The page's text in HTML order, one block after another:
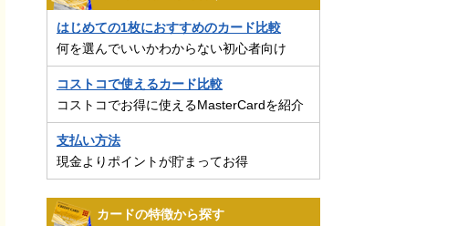
はじめての1枚におすすめのカード比較
何を選んでいいかわからない初心者向け
コストコで使えるカード比較
コストコでお得に使えるMasterCardを紹介
支払い方法
現金よりポイントが貯まってお得
カードの特徴から探す